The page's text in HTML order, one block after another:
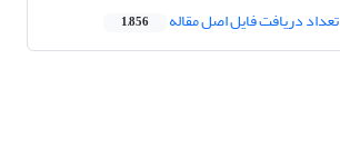
تعداد دریافت فایل اصل مقاله 1,856